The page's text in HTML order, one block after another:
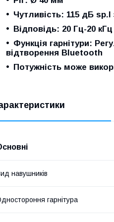
Чутливість: 115 дБ sp.l
Відповідь: 20 Гц-20 кГц
Функція гарнітури:
відтворення Bluetooth
Потужність може
навушників
гарнітура